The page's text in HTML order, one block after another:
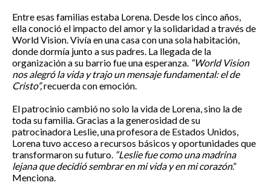
Entre esas familias estaba Lorena. Desde los cinco años,
ella conoció el impacto del amor y la solidaridad a través de
World Vision. Vivía en una casa con una sola habitación,
donde dormía junto a sus padres. La llegada de la
organización a su barrio fue una esperanza. “World Vision
nos alegró la vida y trajo un mensaje fundamental: el de
Cristo”,recuerda con emoción.
El patrocinio cambió no solo la vida de Lorena, sino la de
toda su familia. Gracias a la generosidad de su
patrocinadora Leslie, una profesora de Estados Unidos,
Lorena tuvo acceso a recursos básicos y oportunidades que
transformaron su futuro. “Leslie fue como una madrina
lejana que decidió sembrar en mi vida y en mi corazón.”
Menciona.